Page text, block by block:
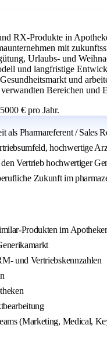
RX-Produkte in
mit
Urlaubs- und
und langfristige
und
Bereichen und
€ pro Jahr.
Pharmareferent / Sales
hochwertige
Vertrieb hochwertiger
Zukunft im
Produkten im
und Vertriebskennzahlen
(Marketing, Medical,